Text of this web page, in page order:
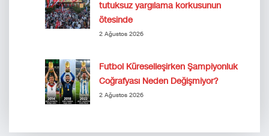
tutuksuz yargılama korkusunun
ötesinde
2 Ağustos 2026
Futbol Küreselleşirken Şampiyonluk
Coğrafyası Neden Değişmiyor?
2 Ağustos 2026